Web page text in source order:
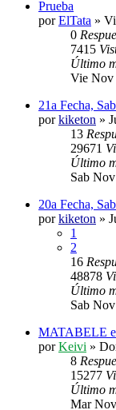
Prueba
porElTata »
0
7415
Último
Vie Nov
21a Fecha,
porkiketon »
13
29671
Último
Sab
20a Fecha,
porkiketon »
1
2
16
48878
Último
Sab
MATABELE
porKeivi »
8
15277
Último
Mar